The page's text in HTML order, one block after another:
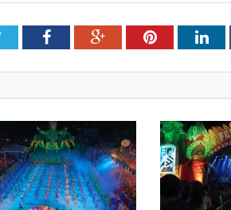
TwitterFacebookGoogle+Pinterest